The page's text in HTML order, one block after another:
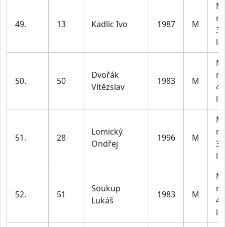
49. 13 Kadlic Ivo 1987 M
let
50. 50
Dvořák
Vítězslav
1983 M
let
51. 28
Lomický
Ondřej
1996 M
let
52. 51
Soukup
Lukáš
1983 M
let